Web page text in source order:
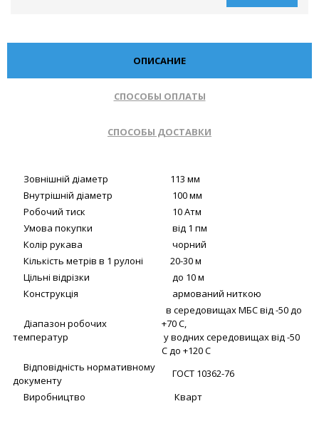
ОПИСАНИЕ
СПОСОБЫ ОПЛАТЫ
СПОСОБЫ ДОСТАВКИ
Зовнішній діаметр
113 мм
Внутрішній діаметр
100 мм
Робочий тиск
10 Атм
Умова покупки
від 1 пм
Колір рукава
чорний
Кількість метрів в 1 рулоні
20-30 м
Цільні відрізки
до 10 м
Конструкція
армований ниткою
Діапазон робочих
температур
в середовищах МБС від -50 до
+70 С,
у водних середовищах від -50
С до +120 С
Відповідність нормативному
документу
ГОСТ 10362-76
Виробництво
Кварт